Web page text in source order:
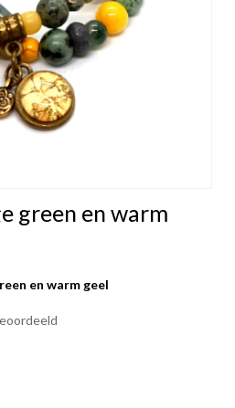
green en warm
en warm geel